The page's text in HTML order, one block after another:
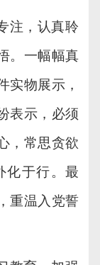
注，认真聆
。一幅幅真
实物展示，
表示，必须
，常思贪欲
化于行。 最
重温入党誓